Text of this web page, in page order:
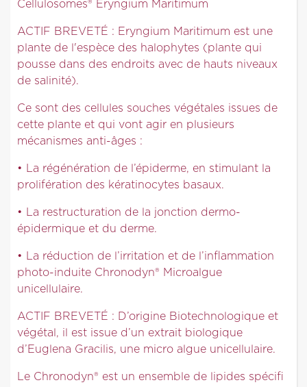
Cellulosomes® Eryngium Maritimum
ACTIF BREVETÉ : Eryngium Maritimum est une
plante de l'espèce des halophytes (plante qui
pousse dans des endroits avec de hauts niveaux
de salinité).
Ce sont des cellules souches végétales issues de
cette plante et qui vont agir en plusieurs
mécanismes anti-âges :
• La régénération de l’épiderme, en stimulant la
prolifération des kératinocytes basaux.
• La restructuration de la jonction dermo-
épidermique et du derme.
• La réduction de l’irritation et de l’inflammation
photo-induite Chronodyn® Microalgue
unicellulaire.
ACTIF BREVETÉ : D’origine Biotechnologique et
végétal, il est issue d’un extrait biologique
d’Euglena Gracilis, une micro algue unicellulaire.
Le Chronodyn® est un ensemble de lipides spécifi